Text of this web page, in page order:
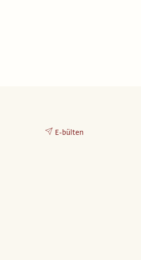
E-bülten